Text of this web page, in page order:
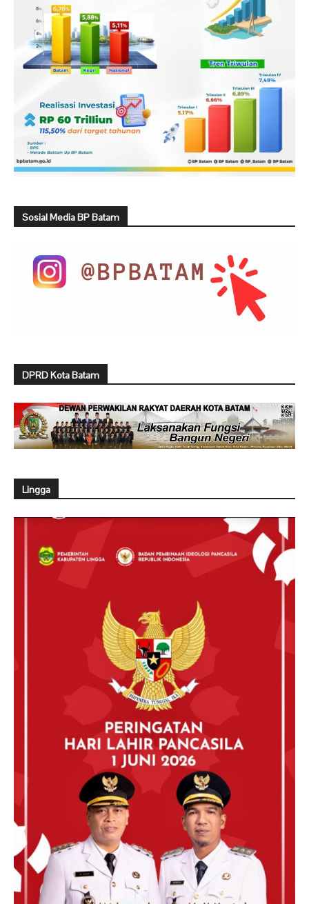
Sosial Media BP Batam
DPRD Kota Batam
Lingga